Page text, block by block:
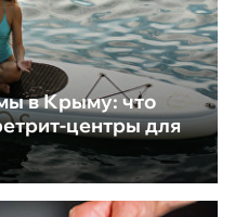
в Крыму: что
центры для